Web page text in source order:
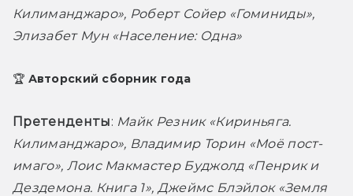
Килиманджаро», Роберт Сойер «Гоминиды»,
Элизабет Мун «Население: Одна»
🏆 Авторский сборник года
Претенденты: Майк Резник «Кириньяга.
Килиманджаро», Владимир Торин «Моё пост-
имаго», Лоис Макмастер Буджолд «Пенрик и
Дездемона. Книга 1», Джеймс Блэйлок «Земля